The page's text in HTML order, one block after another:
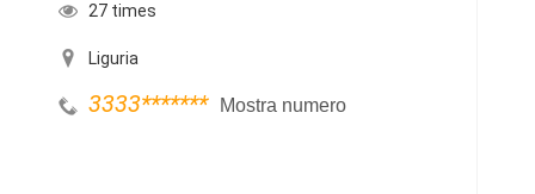
27 times
Liguria
3333******* Mostra numero